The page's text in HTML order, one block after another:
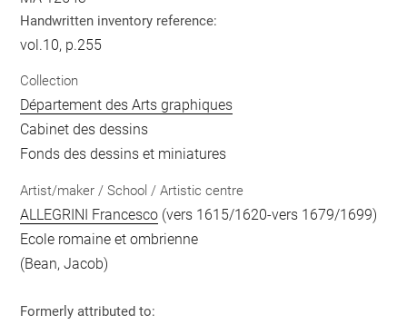
Handwritten inventory reference:
vol.10, p.255
Collection
Département des Arts graphiques
Cabinet des dessins
Fonds des dessins et miniatures
Artist/maker / School / Artistic centre
ALLEGRINI Francesco (vers 1615/1620-vers 1679/1699)
Ecole romaine et ombrienne
(Bean, Jacob)
Formerly attributed to: